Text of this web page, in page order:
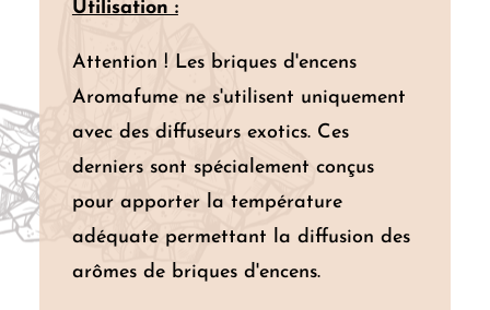
Utilisation :
Attention ! Les briques d'encens
Aromafume ne s'utilisent uniquement
avec des diffuseurs exotics. Ces
derniers sont spécialement conçus
pour apporter la température
adéquate permettant la diffusion des
arômes de briques d'encens.